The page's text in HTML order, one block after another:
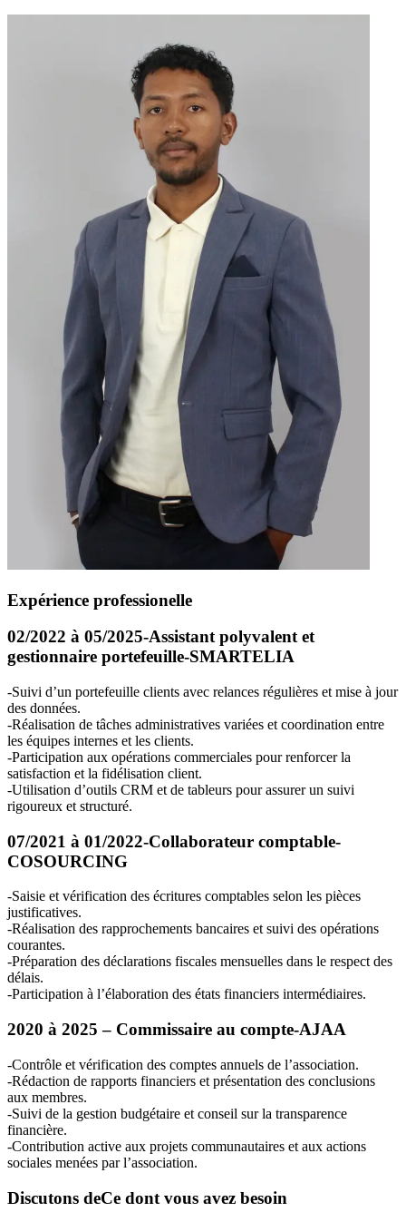
Expérience professionelle
02/2022 à 05/2025-Assistant polyvalent et
gestionnaire portefeuille-SMARTELIA
-Suivi d’un portefeuille clients avec relances régulières et mise à jour
des données.
-Réalisation de tâches administratives variées et coordination entre
les équipes internes et les clients.
-Participation aux opérations commerciales pour renforcer la
satisfaction et la fidélisation client.
-Utilisation d’outils CRM et de tableurs pour assurer un suivi
rigoureux et structuré.
07/2021 à 01/2022-Collaborateur comptable-
COSOURCING
-Saisie et vérification des écritures comptables selon les pièces
justificatives.
-Réalisation des rapprochements bancaires et suivi des opérations
courantes.
-Préparation des déclarations fiscales mensuelles dans le respect des
délais.
-Participation à l’élaboration des états financiers intermédiaires.
2020 à 2025 – Commissaire au compte-AJAA
-Contrôle et vérification des comptes annuels de l’association.
-Rédaction de rapports financiers et présentation des conclusions
aux membres.
-Suivi de la gestion budgétaire et conseil sur la transparence
financière.
-Contribution active aux projets communautaires et aux actions
sociales menées par l’association.
Discutons deCe dont vous avez besoin